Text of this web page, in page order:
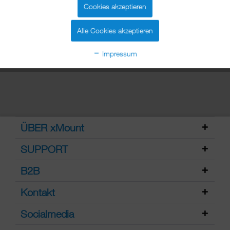
strampeln bedeutet eben nicht, nichts...
ÜBER xMount
SUPPORT
B2B
Kontakt
Socialmedia
Cookies akzeptieren
Alle Cookies akzeptieren
Impressum